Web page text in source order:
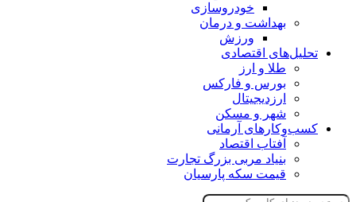
خودروسازی
بهداشت و درمان
ورزش
تحلیل‌های اقتصادی
طلا و ارز
بورس و فارکس
ارزدیجیتال
شهر و مسکن
کسب‌وکارهای آرمانی
آفتاب اقتصاد
بنیاد مربی بزرگ تجارت
قیمت سکه پارسیان